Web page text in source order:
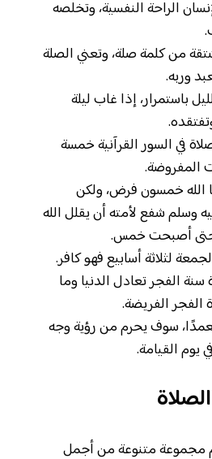
الراحة النفسية، وتخلصه
من كلمة صلة، وتعني الصلة
وربه.
باستمرار، إذا غاب ليلة
في السور القرآنية خمسة
المفروضة.
الله خمسون فرض، ولكن
وسلم شفع لأمته أن يقلل الله
أصبحت خمس.
لثلاثة أسابيع فهو كافر.
سنة الفجر تعادل الدنيا وما
الفجر الفريضة.
سوف يحرم من رؤية وجه
يوم القيامة.
مجموعة متنوعة من أجمل